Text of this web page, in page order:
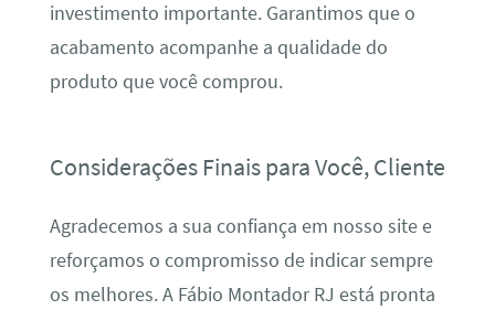
investimento importante. Garantimos que o
acabamento acompanhe a qualidade do
produto que você comprou.
Considerações Finais para Você, Cliente
Agradecemos a sua confiança em nosso site e
reforçamos o compromisso de indicar sempre
os melhores. A Fábio Montador RJ está pronta